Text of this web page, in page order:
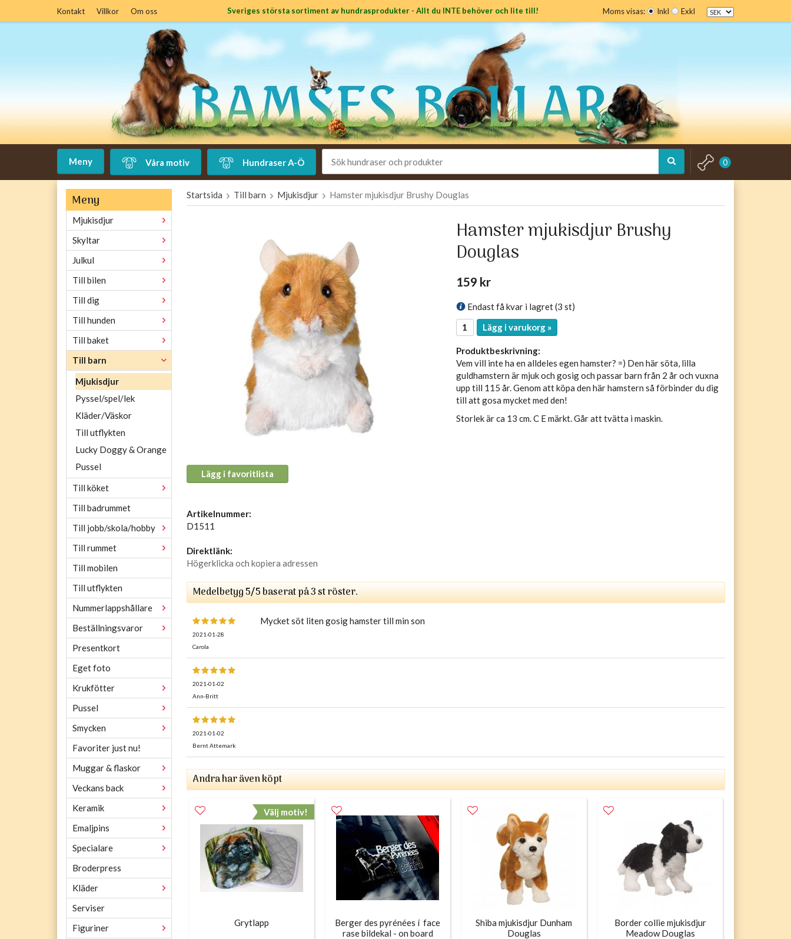
Kontakt Villkor Om oss Moms visas: Inkl Exkl
Sveriges största sortiment av hundrasprodukter - Allt du INTE behöver och lite till!
Meny Våra motiv Hundraser A-Ö 0
Meny
Mjukisdjur
Skyltar
Julkul
Till bilen
Till dig
Till hunden
Till baket
Till barn
Mjukisdjur
Pyssel/spel/lek
Kläder/Väskor
Till utflykten
Lucky Doggy & Orange
Pussel
Till köket
Till badrummet
Till jobb/skola/hobby
Till rummet
Till mobilen
Till utflykten
Nummerlappshållare
Beställningsvaror
Presentkort
Eget foto
Krukfötter
Pussel
Smycken
Favoriter just nu!
Muggar & flaskor
Veckans back
Keramik
Emaljpins
Specialare
Broderpress
Kläder
Serviser
Figuriner
Startsida Till barn Mjukisdjur Hamster mjukisdjur Brushy Douglas
Hamster mjukisdjur Brushy
Douglas
159 kr
Endast få kvar i lagret (3 st)
Lägg i varukorg »
Produktbeskrivning:
Vem vill inte ha en alldeles egen hamster? =) Den här söta, lilla
guldhamstern är mjuk och gosig och passar barn från 2 år och vuxna
upp till 115 år. Genom att köpa den här hamstern så förbinder du dig
till att gosa mycket med den!
Storlek är ca 13 cm. C E märkt. Går att tvätta i maskin.
Lägg i favoritlista
Artikelnummer:
D1511
Direktlänk:
Högerklicka och kopiera adressen
Medelbetyg5/5 baserat på3st röster.
2021-01-28
Carola
Mycket söt liten gosig hamster till min son
2021-01-02
Ann-Britt
2021-01-02
Bernt Attemark
Andra har även köpt
Välj motiv!
Grytlapp
Berger des pyrénées í face
rase bildekal - on board
Shiba mjukisdjur Dunham
Douglas
Border collie mjukisdjur
Meadow Douglas